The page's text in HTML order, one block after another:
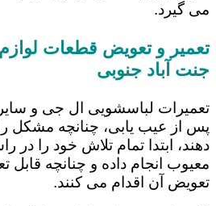
می گیرد.
تعمیر و تعویض قطعات
جنت آباد جنوبی
تعمیرات لباسشویی ال جی و سایر
پس از عیب یابی، چنانچه مشکل
دهند، ابتدا تمام تلاش خود را در
معیوب انجام داده و چنانچه قابل
تعویض آن اقدام می کنند.